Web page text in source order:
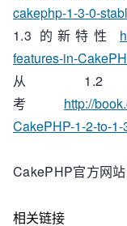
cakephp-1-3-0-
1.3 的新特性
features-in-
从 1.2
考 http://
CakePHP-1-2-to-1-
CakePHP官方网站
相关链接